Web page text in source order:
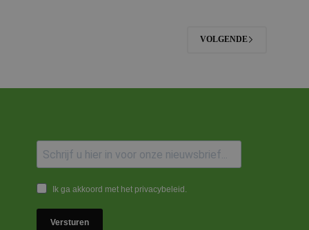
VOLGENDE
Ik ga akkoord met het privacybeleid.
Versturen